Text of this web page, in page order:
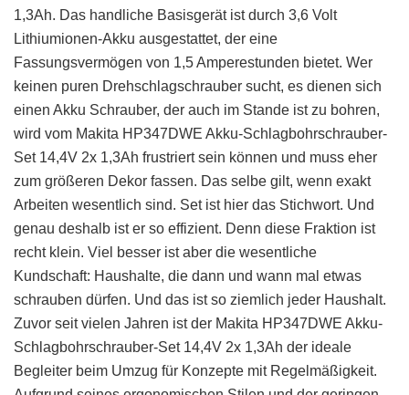
1,3Ah. Das handliche Basisgerät ist durch 3,6 Volt
Lithiumionen-Akku ausgestattet, der eine
Fassungsvermögen von 1,5 Amperestunden bietet. Wer
keinen puren Drehschlagschrauber sucht, es dienen sich
einen Akku Schrauber, der auch im Stande ist zu bohren,
wird vom Makita HP347DWE Akku-Schlagbohrschrauber-
Set 14,4V 2x 1,3Ah frustriert sein können und muss eher
zum größeren Dekor fassen. Das selbe gilt, wenn exakt
Arbeiten wesentlich sind. Set ist hier das Stichwort. Und
genau deshalb ist er so effizient. Denn diese Fraktion ist
recht klein. Viel besser ist aber die wesentliche
Kundschaft: Haushalte, die dann und wann mal etwas
schrauben dürfen. Und das ist so ziemlich jeder Haushalt.
Zuvor seit vielen Jahren ist der Makita HP347DWE Akku-
Schlagbohrschrauber-Set 14,4V 2x 1,3Ah der ideale
Begleiter beim Umzug für Konzepte mit Regelmäßigkeit.